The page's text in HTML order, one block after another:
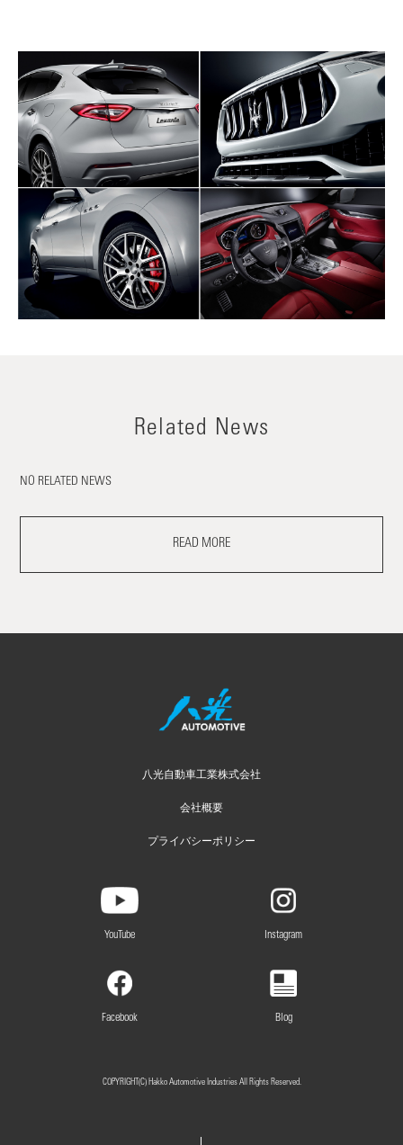
Related News
NO RELATED NEWS
READ MORE
八光自動車工業株式会社
会社概要
プライバシーポリシー
YouTube Instagram
Facebook Blog
COPYRIGHT(C) Hakko Automotive Industries All Rights Reserved.